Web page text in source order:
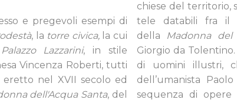
e pregevoli esempi di
, la torre civica, la cui
Palazzo Lazzarini, in stile
Vincenza Roberti, tutti
eretto nel XVII secolo ed
dell'Acqua Santa, del
chiese del territorio,
tele databili fra il
della
Madonna del
Giorgio da
di uomini illustri,
dell’umanista
sequenza di opere